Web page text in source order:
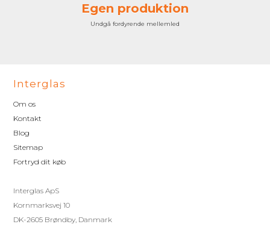
Egen produktion
Undgå fordyrende mellemled
Interglas
Om os
Kontakt
Blog
Sitemap
Fortryd dit køb
Interglas ApS
Kornmarksvej 10
DK-2605 Brøndby, Danmark